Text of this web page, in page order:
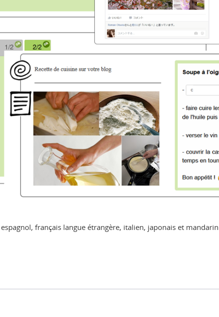
français langue étrangère, italien, japonais et